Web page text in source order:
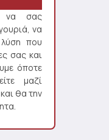
να σας
να
που
σας και
όποτε
μαζί
θα την